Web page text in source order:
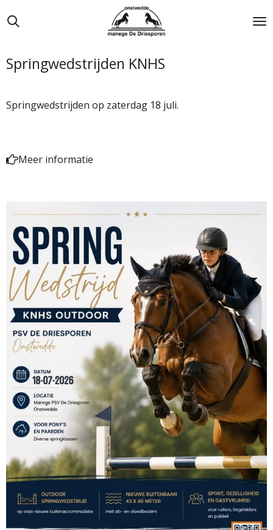
direct
de
hoofdinhoud
Springwedstrijden KNHS
Springwedstrijden op zaterdag 18 juli.
Meer informatie